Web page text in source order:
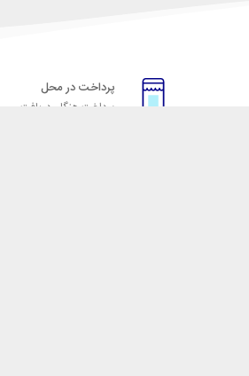
پرداخت در محل
پرداخت هنگام دریافت